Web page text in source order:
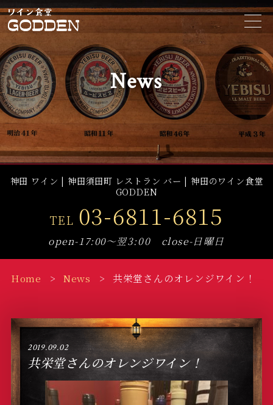
t
o
g
l
e
n
a
v
i
g
a
i
o
n
News
神田 ワイン | 神田須田町 レストラン バー | 神田のワイン食堂
GODDEN
TEL 03-6811-6815
open-17:00～翌3:00 close-日曜日
Home News 共栄堂さんのオレンジワイン！
2019.09.02
共栄堂さんのオレンジワイン！